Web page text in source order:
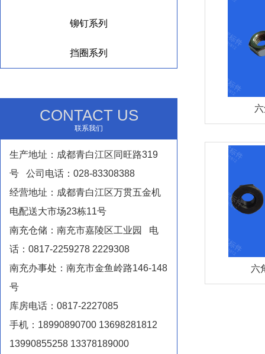
铆钉系列
挡圈系列
CONTACT US
联系我们
生产地址：成都青白江区同旺路319
号 公司电话：028-83308388
经营地址：成都青白江区万贯五金机
电配送大市场23栋11号
南充仓储：南充市嘉陵区工业园 电
话：0817-2259278 2229308
南充办事处：南充市金鱼岭路146-148
号
库房电话：0817-2227085
手机：18990890700 13698281812
13990855258 13378189000
六